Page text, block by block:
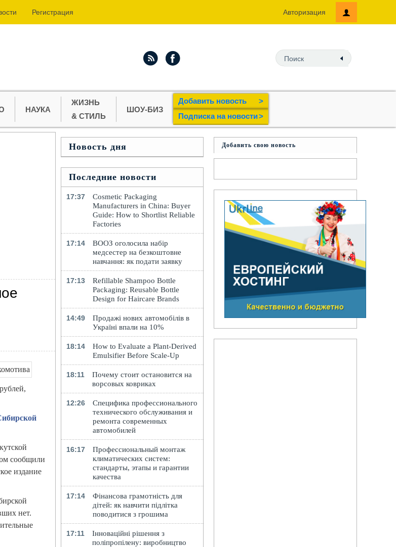
Регистрация Авторизация
НАУКА
ЖИЗНЬ
& СТИЛЬ
ШОУ-БИЗ
Добавить новость
>
Подпиcка на новости>
сообщили
издание
нет.
Новость дня
Последние новости
17:37
Cosmetic Packaging
Manufacturers in China: Buyer
Guide: How to Shortlist Reliable
Factories
17:14
ВООЗ оголосила набір
медсестер на безкоштовне
навчання: як подати заявку
17:13
Refillable Shampoo Bottle
Packaging: Reusable Bottle
Design for Haircare Brands
14:49
Продажі нових автомобілів в
Україні впали на 10%
18:14
How to Evaluate a Plant-Derived
Emulsifier Before Scale-Up
18:11
Почему стоит остановится на
ворсовых ковриках
12:26
Специфика профессионального
технического обслуживания и
ремонта современных
автомобилей
16:17
Профессиональный монтаж
климатических систем:
стандарты, этапы и гарантии
качества
17:14
Фінансова грамотність для
дітей: як навчити підлітка
поводитися з грошима
17:11
Інноваційні рішення з
поліпропілену: виробництво
Добавить свою новость